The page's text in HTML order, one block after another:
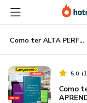
para
conteúdo
principal
para
pagamento
para
rodapé
Como ter ALTA PERFORMANCE no APRENDIZADO do INGLÊS!
5.0 (1
Como